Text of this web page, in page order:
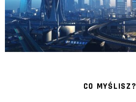
CO MYŚLISZ?